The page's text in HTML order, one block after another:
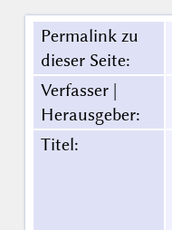
Permalink zu
dieser Seite:
Verfasser |
Herausgeber:
Titel: